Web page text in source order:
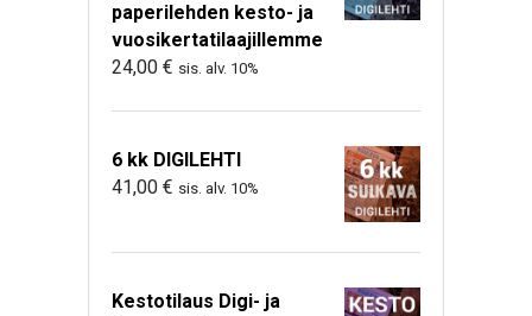
paperilehden kesto- ja
vuosikertatilaajillemme
24,00 € sis. alv. 10%
6 kk DIGILEHTI
41,00 € sis. alv. 10%
Kestotilaus Digi- ja